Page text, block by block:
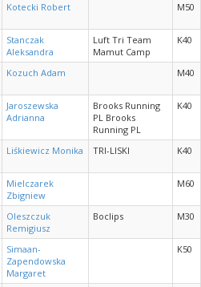
Kotecki Robert M50
Stanczak
Aleksandra
Luft Tri Team
Mamut Camp
K40
Kozuch Adam M40
Jaroszewska
Adrianna
Brooks Running
PL Brooks
Running PL
K40
Liśkiewicz Monika TRI-LISKI K40
Mielczarek
Zbigniew
M60
Oleszczuk
Remigiusz
Boclips M30
Simaan-
Zapendowska
Margaret
K50